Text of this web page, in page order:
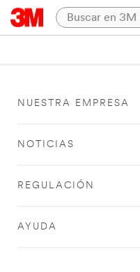
NUESTRA EMPRESA
NOTICIAS
REGULACIÓN
AYUDA